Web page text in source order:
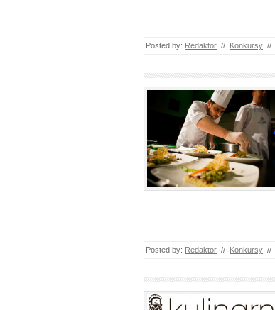
Posted by: Redaktor // Konkursy //
Posted by: Redaktor // Konkursy //